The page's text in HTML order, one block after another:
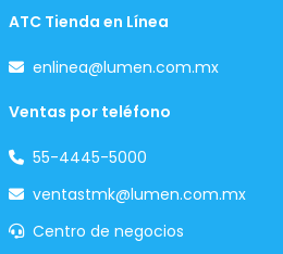
ATC Tienda en Línea
enlinea@lumen.com.mx
Ventas por teléfono
55-4445-5000
ventastmk@lumen.com.mx
Centro de negocios